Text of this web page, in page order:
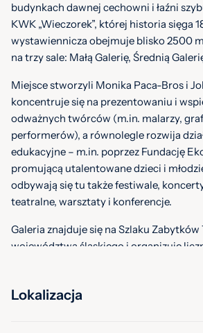
budynkach dawnej cechowni i łaźni
KWK „Wieczorek”, której historia sięga
wystawiennicza obejmuje blisko 2500
na trzy sale: Małą Galerię, Średnią
Miejsce stworzyli Monika Paca-Bros i
koncentruje się na prezentowaniu i
odważnych twórców (m.in. malarzy,
performerów), a równolegle rozwija
edukacyjne – m.in. poprzez Fundację
promującą utalentowane dzieci i
odbywają się tu także festiwale,
teatralne, warsztaty i konferencje.
Galeria znajduje się na Szlaku Zabytków
województwa śląskiego i organizuje
Lokalizacja